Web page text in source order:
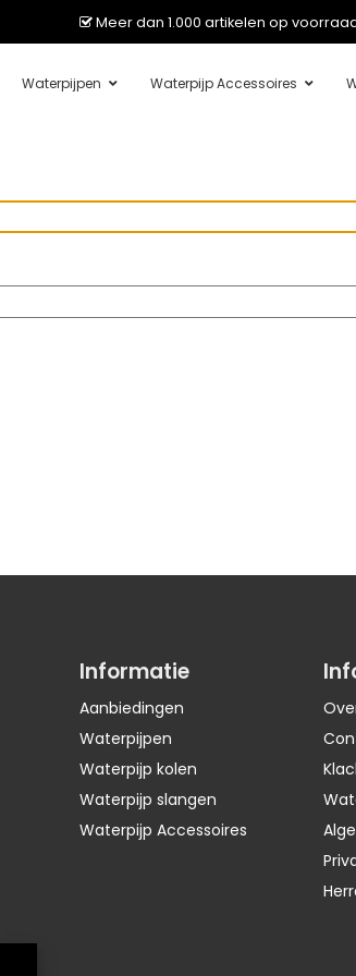
Meer dan 1.000 artikelen op
Waterpijpen Waterpijp Accessoires
Informatie
Aanbiedingen
Waterpijpen
Waterpijp kolen
Waterpijp slangen
Waterpijp Accessoires